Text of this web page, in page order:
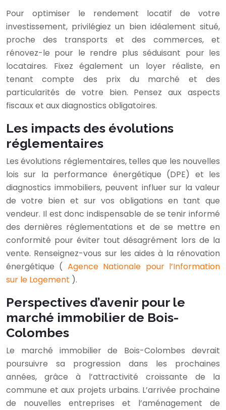
Pour optimiser le rendement locatif de votre
investissement, privilégiez un bien idéalement situé,
proche des transports et des commerces, et
rénovez-le pour le rendre plus séduisant pour les
locataires. Fixez également un loyer réaliste, en
tenant compte des prix du marché et des
particularités de votre bien. Pensez aux aspects
fiscaux et aux diagnostics obligatoires.
Les impacts des évolutions
réglementaires
Les évolutions réglementaires, telles que les nouvelles
lois sur la performance énergétique (DPE) et les
diagnostics immobiliers, peuvent influer sur la valeur
de votre bien et sur vos obligations en tant que
vendeur. Il est donc indispensable de se tenir informé
des dernières réglementations et de se mettre en
conformité pour éviter tout désagrément lors de la
vente. Renseignez-vous sur les aides à la rénovation
énergétique ( Agence Nationale pour l’Information
sur le Logement ).
Perspectives d’avenir pour le
marché immobilier de Bois-
Colombes
Le marché immobilier de Bois-Colombes devrait
poursuivre sa progression dans les prochaines
années, grâce à l’attractivité croissante de la
commune et aux projets urbains. L’arrivée prochaine
de nouvelles entreprises et l’aménagement de